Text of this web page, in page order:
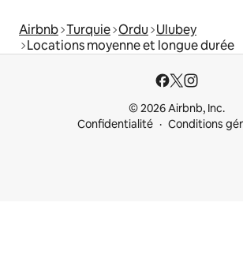
Airbnb Turquie Ordu Ulubey
Locations moyenne et longue durée
© 2026 Airbnb, Inc.
Confidentialité
Conditions